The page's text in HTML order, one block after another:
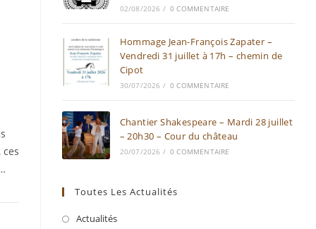
02/08/2026 / 0 COMMENTAIRE
Hommage Jean-François Zapater –
Vendredi 31 juillet à 17h – chemin de
Cipot
30/07/2026 / 0 COMMENTAIRE
Chantier Shakespeare – Mardi 28 juillet
– 20h30 – Cour du château
20/07/2026 / 0 COMMENTAIRE
Toutes Les Actualités
Actualités